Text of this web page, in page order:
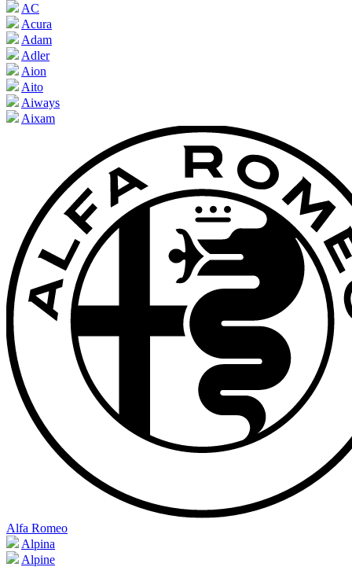
AC
Acura
Adam
Adler
Aion
Aito
Aiways
Aixam
Alfa Romeo
Alpina
Alpine